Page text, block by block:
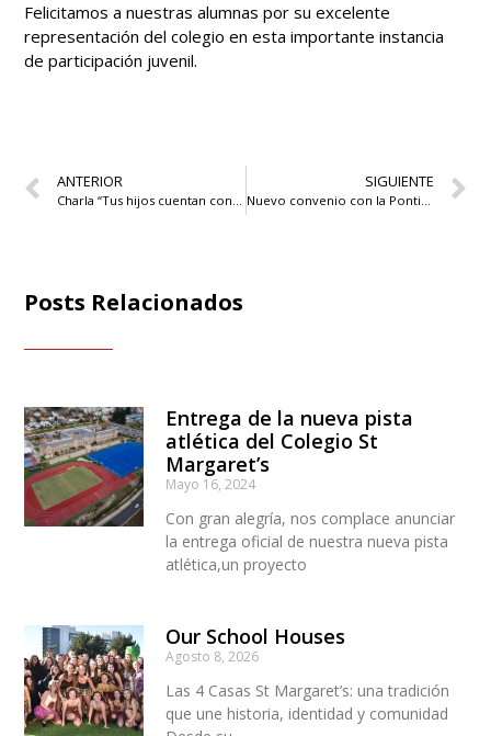
Felicitamos a nuestras alumnas por su excelente
representación del colegio en esta importante instancia
de participación juvenil.
ANTERIOR SIGUIENTE
Posts Relacionados
Entrega de la nueva pista
atlética del Colegio St
Margaret’s
Mayo 16, 2024
Con gran alegría, nos complace anunciar
la entrega oficial de nuestra nueva pista
atlética,un proyecto
Our School Houses
Agosto 8, 2026
Las 4 Casas St Margaret’s: una tradición
que une historia, identidad y comunidad